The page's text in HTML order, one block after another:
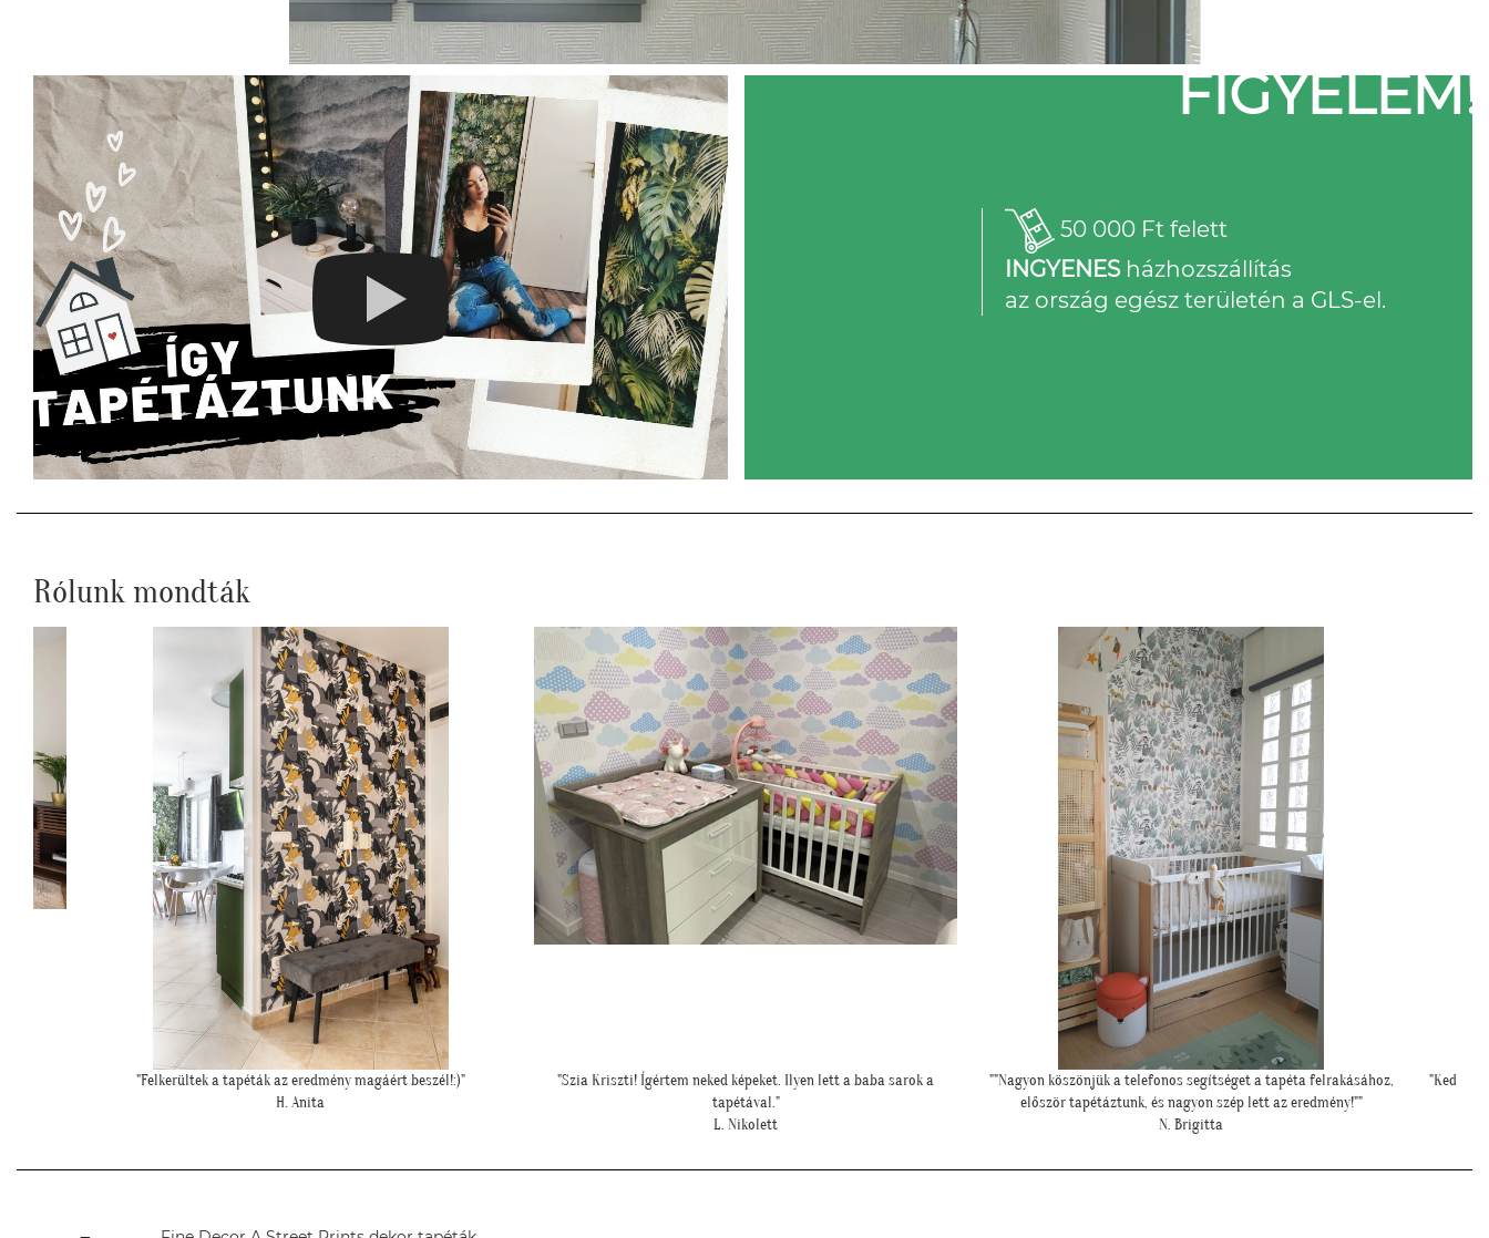
FIGYELEM!
50 000 Ft felett
INGYENESházhozszállítás
az ország egész területén a GLS-el.
Rólunk mondták
"Szia Kriszti! Ígértem neked képeket. Ilyen lett a baba sarok a
tapétával."
""Nagyon köszönjük a telefonos segítséget a tapéta felrakásához,
először tapétáztunk, és nagyon szép lett az eredmény!""
N. Brigitta
"Kedves Tapétatrend ! Köszönöm a makis tapétát. Jó választás lett
nagyon!"
T. Tünde